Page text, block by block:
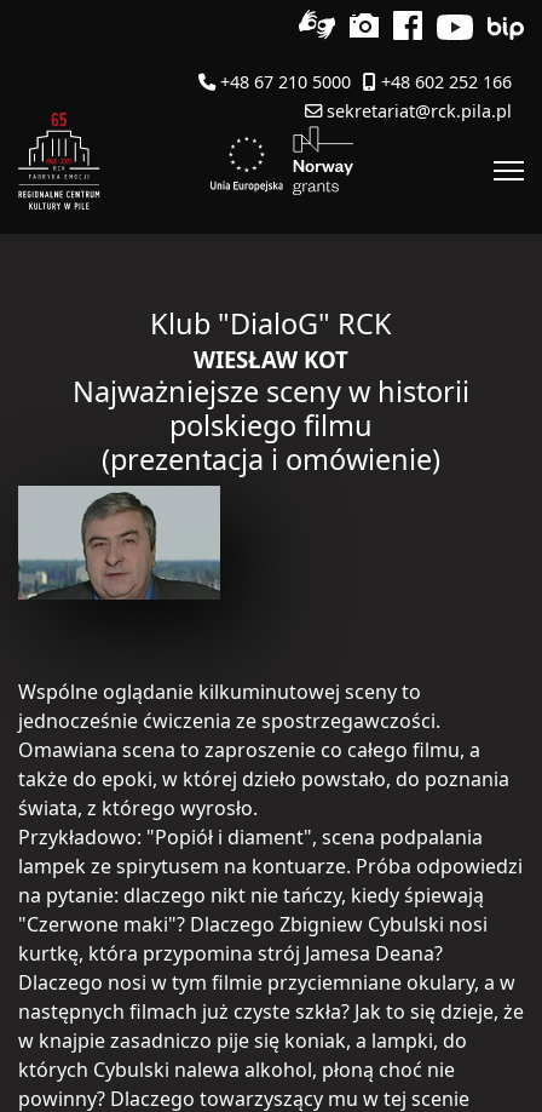
+48 67 210 5000
+48 602 252 166
sekretariat@rck.pila.pl
Klub "DialoG" RCK
WIESŁAW KOT
Najważniejsze sceny w historii
polskiego filmu
(prezentacja i omówienie)
Wspólne oglądanie kilkuminutowej sceny to
jednocześnie ćwiczenia ze spostrzegawczości.
Omawiana scena to zaproszenie co całego filmu, a
także do epoki, w której dzieło powstało, do poznania
świata, z którego wyrosło.
Przykładowo: "Popiół i diament", scena podpalania
lampek ze spirytusem na kontuarze. Próba odpowiedzi
na pytanie: dlaczego nikt nie tańczy, kiedy śpiewają
"Czerwone maki"? Dlaczego Zbigniew Cybulski nosi
kurtkę, która przypomina strój Jamesa Deana?
Dlaczego nosi w tym filmie przyciemniane okulary, a w
następnych filmach już czyste szkła? Jak to się dzieje, że
w knajpie zasadniczo pije się koniak, a lampki, do
których Cybulski nalewa alkohol, płoną choć nie
powinny? Dlaczego towarzyszący mu w tej scenie